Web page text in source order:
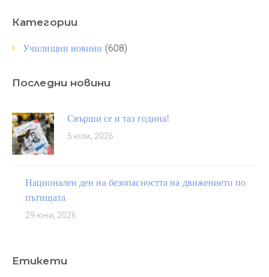
Категории
Училищни новини (608)
Последни новини
Свърши се и таз година!
5 юли, 2026
Национален ден на безопасността на движението по
пътищата
29 юни, 2026
Етикети